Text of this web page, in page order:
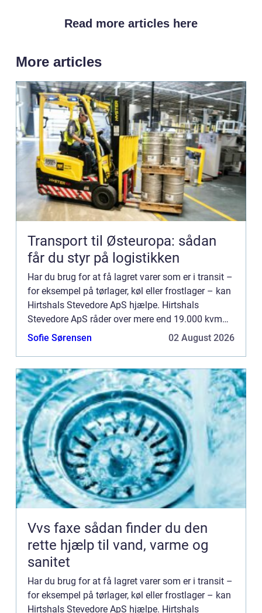
Read more articles here
More articles
Transport til Østeuropa: sådan
får du styr på logistikken
Har du brug for at få lagret varer som er i transit –
for eksempel på tørlager, køl eller frostlager – kan
Hirtshals Stevedore ApS hjælpe. Hirtshals
Stevedore ApS råder over mere end 19.000 kvm
tørlager og en logistisk velorganiseret infrastruktur
Sofie Sørensen 02 August 2026
Vvs faxe sådan finder du den
rette hjælp til vand, varme og
sanitet
Har du brug for at få lagret varer som er i transit –
for eksempel på tørlager, køl eller frostlager – kan
Hirtshals Stevedore ApS hjælpe. Hirtshals